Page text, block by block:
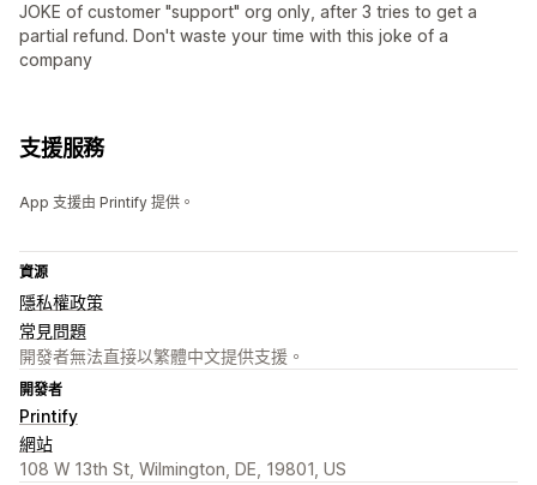
JOKE of customer "support" org only, after 3 tries to get a
partial refund. Don't waste your time with this joke of a
company
支援服務
App 支援由 Printify 提供。
資源
隱私權政策
常見問題
開發者無法直接以繁體中文提供支援。
開發者
Printify
網站
108 W 13th St, Wilmington, DE, 19801, US